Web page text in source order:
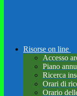
Risorse on line
Accesso
Piano
Ricerca
Orari di
Orario